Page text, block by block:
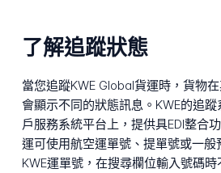
了解追蹤狀態
當您追蹤KWE Global貨運時，貨物
會顯示不同的狀態訊息。KWE的追
戶服務系統平台上，提供具EDI整合
運可使用航空運單號、提單號或一
KWE運單號，在搜尋欄位輸入號碼